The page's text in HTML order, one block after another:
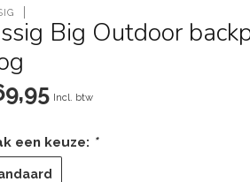
Big Outdoor
Incl. btw
een keuze: *